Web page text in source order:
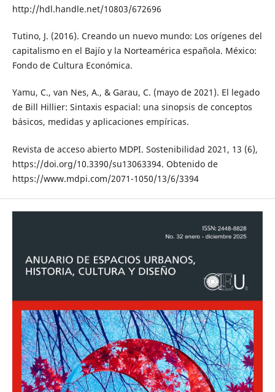
http://hdl.handle.net/10803/672696
Tutino, J. (2016). Creando un nuevo mundo: Los orígenes del
capitalismo en el Bajío y la Norteamérica española. México:
Fondo de Cultura Económica.
Yamu, C., van Nes, A., & Garau, C. (mayo de 2021). El legado
de Bill Hillier: Sintaxis espacial: una sinopsis de conceptos
básicos, medidas y aplicaciones empíricas.
Revista de acceso abierto MDPI. Sostenibilidad 2021, 13 (6),
https://doi.org/10.3390/su13063394. Obtenido de
https://www.mdpi.com/2071-1050/13/6/3394